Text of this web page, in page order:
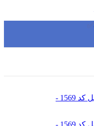
✅